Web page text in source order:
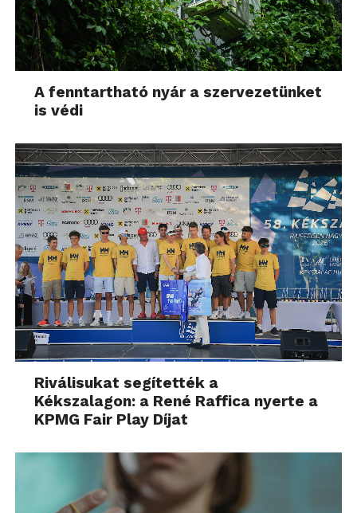
A fenntartható nyár a szervezetünket
is védi
Riválisukat segítették a
Kékszalagon: a René Raffica nyerte a
KPMG Fair Play Díjat